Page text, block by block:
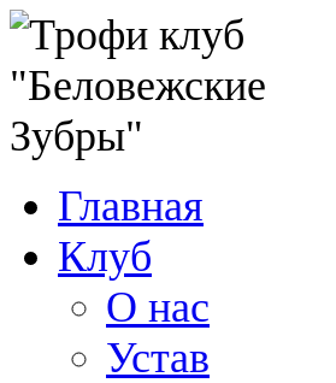
Главная
Клуб
О нас
Устав